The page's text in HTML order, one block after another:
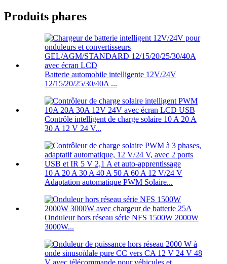
Produits phares
Batterie automobile intelligente 12V/24V
12/15/20/25/30/40A ...
Contrôle intelligent de charge solaire 10 A 20 A
30 A 12 V 24 V...
10 A 20 A 30 A 40 A 50 A 60 A 12 V/24 V
Adaptation automatique PWM Solaire...
Onduleur hors réseau série NFS 1500W 2000W
3000W...